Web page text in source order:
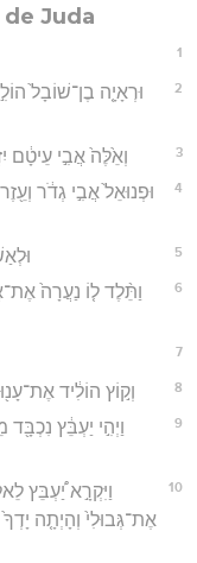
Juda
1
2
וּרְאָיָ֤ה בֶן־שׁוֹבָל֙
3 וְאֵ֙לֶּה֙ אֲבִ֣י עֵיטָ֔ם
4
וּפְנוּאֵל֙ אֲבִ֣י גְדֹ֔ר
5
6
וַתֵּ֨לֶד ל֤וֹ נַעֲרָה֙
7
8 וְק֣וֹץ הוֹלִ֔יד
9
וַיְהִ֣י יַעְבֵּ֔ץ
10
וַיִּקְרָ֣א יַ֠עְבֵּץ
אֶת־גְּבוּלִי֙ וְהָיְתָ֤ה